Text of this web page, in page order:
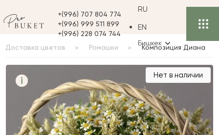
+(996) 707 804 774
+(996) 999 511 899
+(996) 228 074 744
RU
EN
Бишкек
Доставка цветов Ромашки Композиция Диана
i Композиция Диана Нет в наличии